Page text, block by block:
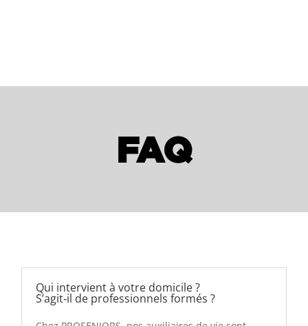
FAQ
Qui intervient à votre domicile ?
S’agit‑il de professionnels formés ?